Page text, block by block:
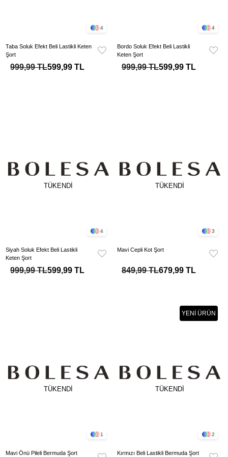
4
Taba Soluk Efekt Beli Lastikli Keten
Şort
599,99 TL
999,99 TL
4
Bordo Soluk Efekt Beli Lastikli
Keten Şort
599,99 TL
999,99 TL
TÜKENDI
4
Siyah Soluk Efekt Beli Lastikli
Keten Şort
599,99 TL
999,99 TL
TÜKENDI
3
Mavi Cepli Kot Şort
679,99 TL
849,99 TL
TÜKENDI
1
Mavi Önü Pileli Bermuda Şort
TÜKENDI
2
Kırmızı Beli Lastikli Bermuda Şort
YENI ÜRÜN